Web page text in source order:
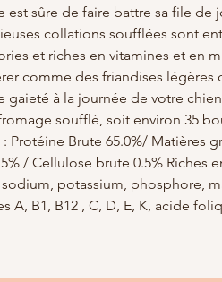
est sûre de faire battre sa file de
collations soufflées sont
et riches en vitamines et en
comme des friandises légères
gaieté à la journée de votre
soufflé, soit environ 35
Protéine Brute 65.0%/ Matières
/ Cellulose brute 0.5% Riches
potassium, phosphore,
A, B1, B12 , C, D, E, K, acide